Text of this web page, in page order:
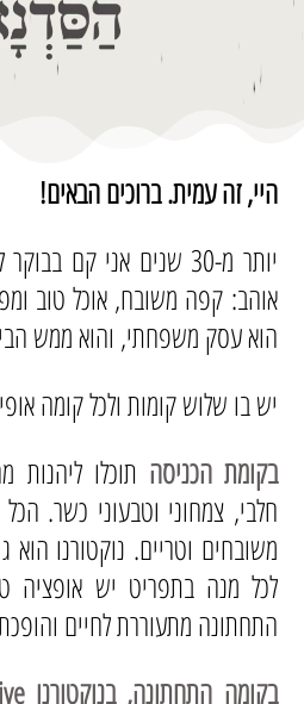
היי, זה עמית. ברוכים הבאים!
יותר מ-30 שנים אני קם
אוהב: קפה משובח, אוכל טוב
הוא עסק משפחתי, והוא ממש
יש בו שלוש קומות ולכל קומה
בקומת הכניסה תוכלו
חלבי, צמחוני וטבעוני כשר.
משובחים וטריים. נוקטורנו
לכל מנה בתפריט יש אופציה
התחתונה מתעוררת לחיים
בקומה התחתונה, בנוקטורנו Live